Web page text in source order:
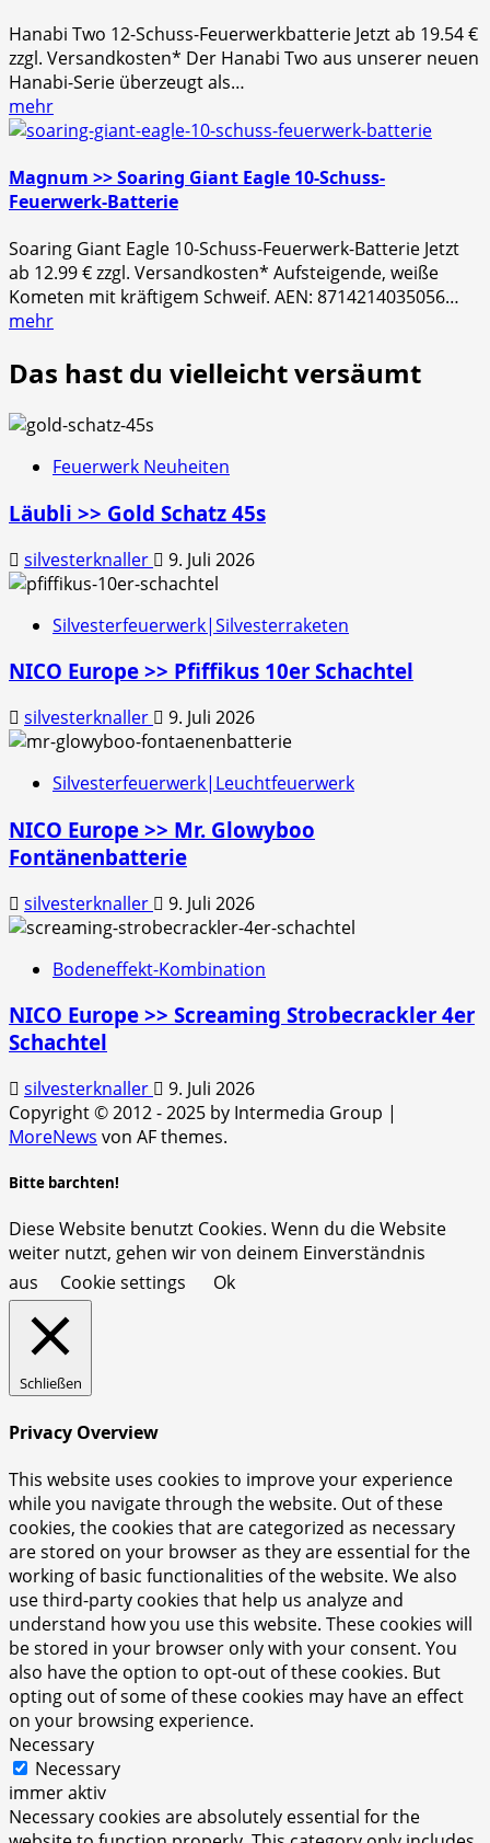
Hanabi Two 12-Schuss-Feuerwerkbatterie Jetzt ab 19.54 €
zzgl. Versandkosten* Der Hanabi Two aus unserer neuen
Hanabi-Serie überzeugt als…
mehr
Magnum >> Soaring Giant Eagle 10-Schuss-
Feuerwerk-Batterie
Soaring Giant Eagle 10-Schuss-Feuerwerk-Batterie Jetzt
ab 12.99 € zzgl. Versandkosten* Aufsteigende, weiße
Kometen mit kräftigem Schweif. AEN: 8714214035056…
mehr
Das hast du vielleicht versäumt
Feuerwerk Neuheiten
Läubli >> Gold Schatz 45s
silvesterknaller 9. Juli 2026
Silvesterfeuerwerk|Silvesterraketen
NICO Europe >> Pfiffikus 10er Schachtel
silvesterknaller 9. Juli 2026
Silvesterfeuerwerk|Leuchtfeuerwerk
NICO Europe >> Mr. Glowyboo
Fontänenbatterie
silvesterknaller 9. Juli 2026
Bodeneffekt-Kombination
NICO Europe >> Screaming Strobecrackler 4er
Schachtel
silvesterknaller
9. Juli 2026
Copyright © 2012 - 2025 by Intermedia Group |
MoreNews von AF themes.
Bitte barchten!
Diese Website benutzt Cookies. Wenn du die Website
weiter nutzt, gehen wir von deinem Einverständnis
aus
Cookie settings Ok
Schließen
Privacy Overview
This website uses cookies to improve your experience
while you navigate through the website. Out of these
cookies, the cookies that are categorized as necessary
are stored on your browser as they are essential for the
working of basic functionalities of the website. We also
use third-party cookies that help us analyze and
understand how you use this website. These cookies will
be stored in your browser only with your consent. You
also have the option to opt-out of these cookies. But
opting out of some of these cookies may have an effect
on your browsing experience.
Necessary
Necessary
immer aktiv
Necessary cookies are absolutely essential for the